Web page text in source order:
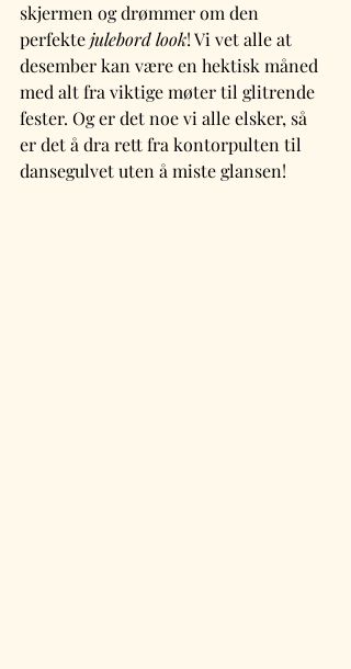
skjermen og drømmer om den
perfekte julebord look! Vi vet alle at
desember kan være en hektisk måned
med alt fra viktige møter til glitrende
fester. Og er det noe vi alle elsker, så
er det å dra rett fra kontorpulten til
dansegulvet uten å miste glansen!